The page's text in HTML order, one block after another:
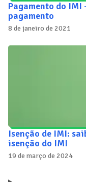
Pagamento do IMI
pagamento
8 de janeiro de 2021
Isenção de IMI:
isenção do IMI
19 de março de 2024